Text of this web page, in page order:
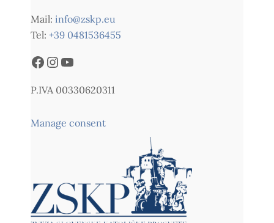
Mail: info@zskp.eu
Tel: +39 0481536455
P.IVA 00330620311
Manage consent